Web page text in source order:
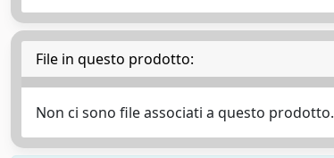
File in questo prodotto:
Non ci sono file associati a questo prodotto.